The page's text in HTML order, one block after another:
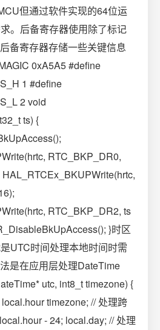
但通过软件实现的64位运
。后备寄存器使用除了标记
备寄存器存储一些关键信息
0xA5A5 #define
1 #define
2 void
ts) {
RTC_BKP_DR0,
RTC_BKP_DR2, ts
}时区
UTC时间处理本地时间时需
是在应用层处理DateTime
utc, int8_t timezone) {
timezone; // 处理跨
- 24; local.day; // 处理